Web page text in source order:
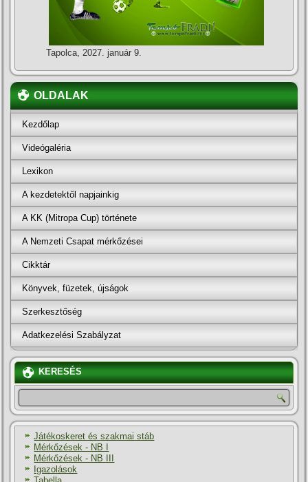
Tapolca, 2027. január 9.
OLDALAK
Kezdőlap
Videógaléria
Lexikon
A kezdetektől napjainkig
A KK (Mitropa Cup) története
A Nemzeti Csapat mérkőzései
Cikktár
Könyvek, füzetek, újságok
Szerkesztőség
Adatkezelési Szabályzat
KERESÉS
Játékoskeret és szakmai stáb
Mérkőzések - NB I
Mérkőzések - NB III
Igazolások